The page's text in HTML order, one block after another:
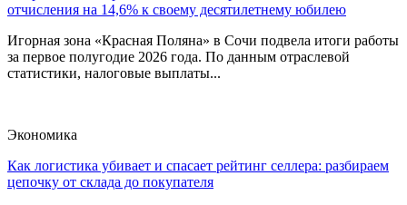
отчисления на 14,6% к своему десятилетнему юбилею
Игорная зона «Красная Поляна» в Сочи подвела итоги работы
за первое полугодие 2026 года. По данным отраслевой
статистики, налоговые выплаты...
Экономика
Как логистика убивает и спасает рейтинг селлера: разбираем
цепочку от склада до покупателя